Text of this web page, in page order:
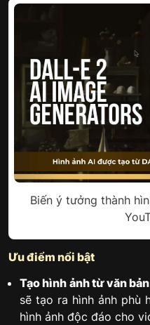
Biến ý tưởng thành
Ưu điểm nổi bật
Tạo hình ảnh từ văn
sẽ tạo ra hình ảnh phù
hình ảnh độc đáo cho